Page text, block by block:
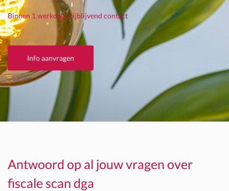
Binnen 1 werkdag vrijblijvend contact
Info aanvragen
Antwoord op al jouw vragen over
fiscale scan dga